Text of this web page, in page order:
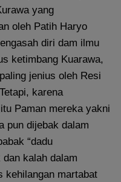
yang
oleh Patih Haryo
diri dam ilmu
ketimbang Kuarawa,
jenius oleh Resi
karena
Paman mereka yakni
pun dijebak dalam
“dadu
dan kalah dalam
kehilangan martabat